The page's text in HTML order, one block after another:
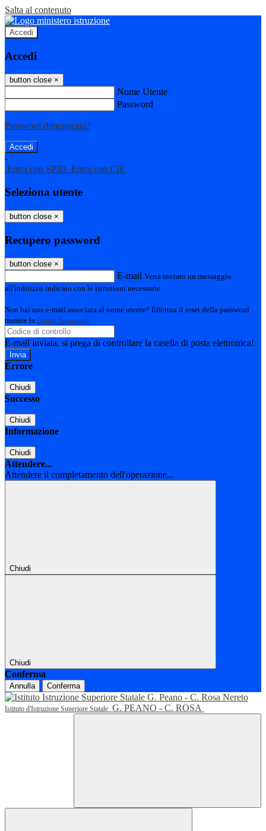
Salta al contenuto
Accedi
Accedi
button close ×
Nome Utente
Password
Password dimenticata?
-
Entra con SPID Entra con CIE
Seleziona utente
button close ×
Recupero password
button close ×
E-mail Verrà inviato un messaggio
all'indirizzo indicato con le istruzioni necessarie.
Non hai una e-mail associata al nome utente? Effettua il reset della password
tramite la Login Spaggiari
E-mail inviata, si prega di controllare la casella di posta elettronica!
Errore
Chiudi
Successo
Chiudi
Informazione
Chiudi
Attendere...
Attendere il completamento dell'operazione...
Chiudi
Chiudi
Conferma
Annulla Conferma
Istituto d'Istruzione Superiore Statale G. PEANO - C. ROSA